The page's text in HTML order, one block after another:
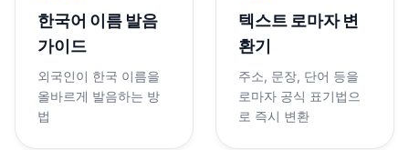
한국어 이름 발음
가이드
외국인이 한국 이름을
올바르게 발음하는 방
법
텍스트 로마자 변
환기
주소, 문장, 단어 등을
로마자 공식 표기법으
로 즉시 변환